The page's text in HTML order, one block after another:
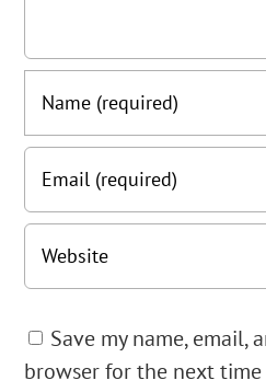
Save my name, email,
browser for the next